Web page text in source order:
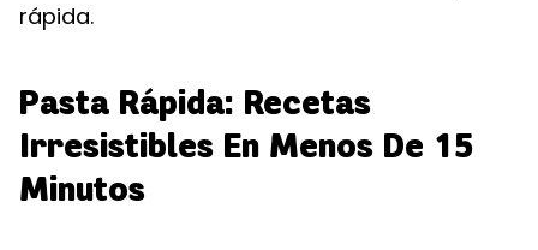
rápida.
Pasta Rápida: Recetas
Irresistibles En Menos De 15
Minutos